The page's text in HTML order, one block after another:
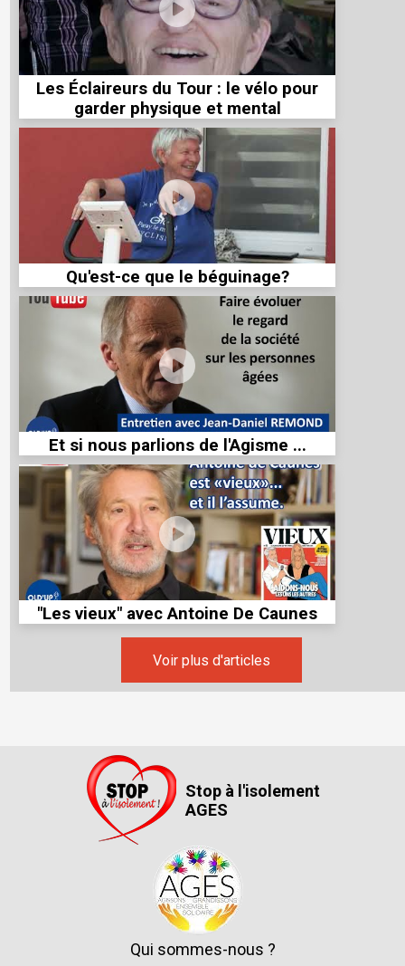
Les Éclaireurs du Tour : le vélo pour
garder physique et mental
Qu'est-ce que le béguinage?
Et si nous parlions de l'Agisme ...
"Les vieux" avec Antoine De Caunes
Voir plus d'articles
Stop à l'isolement
AGES
Qui sommes-nous ?